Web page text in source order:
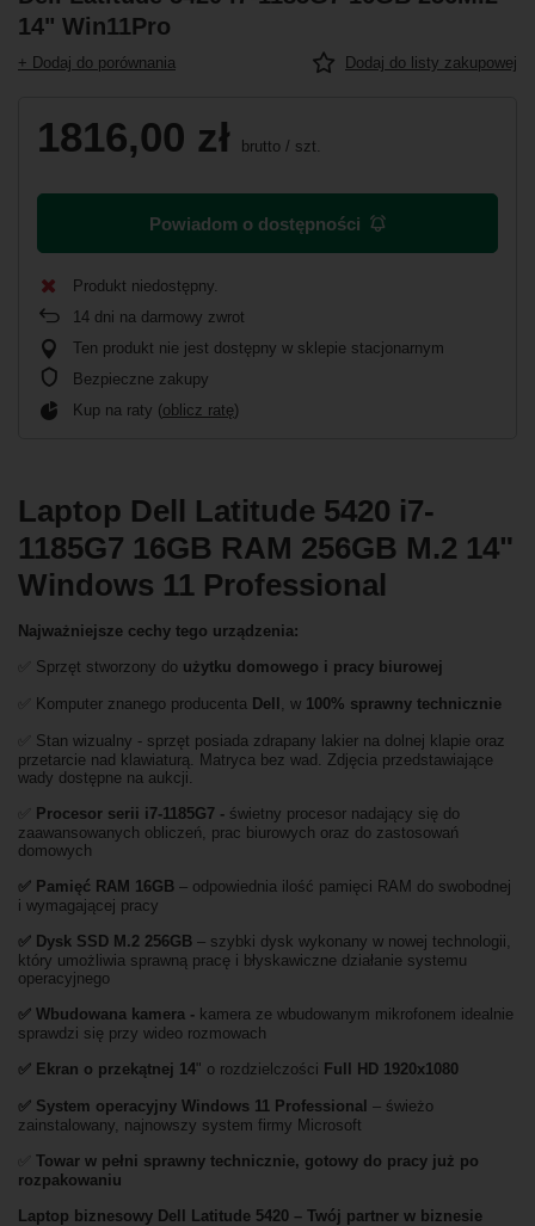
14" Win11Pro
+ Dodaj do porównania Dodaj do listy zakupowej
1816,00 zł brutto / szt.
Powiadom o dostępności
Produkt niedostępny
14 dni na darmowy zwrot
Ten produkt nie jest dostępny w sklepie stacjonarnym
Bezpieczne zakupy
Kup na raty (oblicz ratę)
Laptop Dell Latitude 5420 i7-
1185G7 16GB RAM 256GB M.2 14"
Windows 11 Professional
Najważniejsze cechy tego urządzenia:
✅ Sprzęt stworzony do użytku domowego i pracy biurowej
✅ Komputer znanego producenta Dell , w 100% sprawny technicznie
✅ Stan wizualny - sprzęt posiada zdrapany lakier na dolnej klapie oraz
przetarcie nad klawiaturą. Matryca bez wad. Zdjęcia przedstawiające
wady dostępne na aukcji.
Procesor serii i7-1185G7 - świetny procesor nadający się do
zaawansowanych obliczeń, prac biurowych oraz do zastosowań
domowych
✅ Pamięć RAM 16GB – odpowiednia ilość pamięci RAM do swobodnej
i wymagającej pracy
✅ Dysk SSD M.2 256GB – szybki dysk wykonany w nowej technologii,
który umożliwia sprawną pracę i błyskawiczne działanie systemu
operacyjnego
✅ Wbudowana kamera - kamera ze wbudowanym mikrofonem idealnie
sprawdzi się przy wideo rozmowach
✅ Ekran o przekątnej 14" o rozdzielczości Full HD 1920x1080
✅ System operacyjny Windows 11 Professional – świeżo
zainstalowany, najnowszy system firmy Microsoft
Towar w pełni sprawny technicznie, gotowy do pracy już po
rozpakowaniu
Laptop biznesowy Dell Latitude 5420 – Twój partner w biznesie